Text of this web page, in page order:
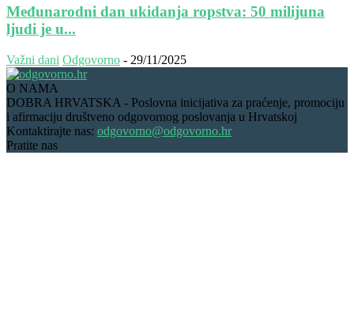
Međunarodni dan ukidanja ropstva: 50 milijuna
ljudi je u...
Važni dani Odgovorno - 29/11/2025
O NAMA
DOBRA HRVATSKA - Poslovna inicijativa za praćenje, promociju
i afirmaciju društveno odgovornog poslovanja u Hrvatskoj
Kontaktirajte nas: odgovorno@odgovorno.hr
Pratite nas